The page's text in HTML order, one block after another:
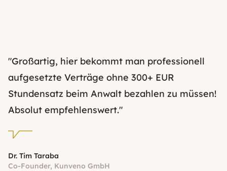
"Großartig, hier bekommt man professionell
aufgesetzte Verträge ohne 300+ EUR
Stundensatz beim Anwalt bezahlen zu müssen!
Absolut empfehlenswert."
Dr. Tim Taraba
Co-Founder, Kunveno GmbH